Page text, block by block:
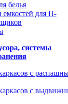
белья
для П-
системы
с
с